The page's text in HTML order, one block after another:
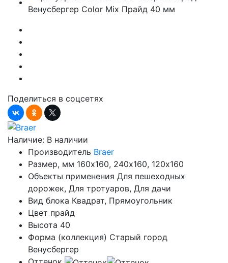
Поделиться в соцсетях
Наличие: В наличии
Производитель Braer
Размер, мм 160х160, 240х160, 120х160
Объекты применения Для пешеходных
дорожек, Для тротуаров, Для дачи
Вид блока Квадрат, Прямоугольник
Цвет прайд
Высота 40
Форма (коллекция) Старый город
Венусбергер